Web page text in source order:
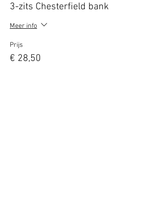
3-zits Chesterfield bank
Meer info
Prijs
€ 28,50